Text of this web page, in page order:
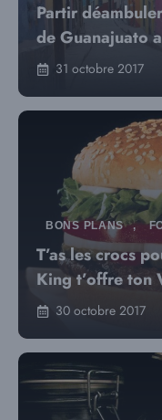
Partir
de Guanajuato
31 octobre 2017
BONS PLANS ,
T’as les crocs
King t’offre ton
30 octobre 2017